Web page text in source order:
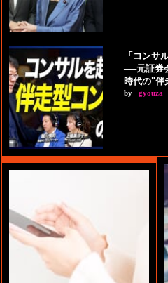
「コンサ
──元証券
時代の"伴
by gyouza